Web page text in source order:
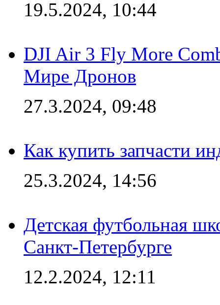
19.5.2024, 10:44
DJI Air 3 Fly More
Мире Дронов
27.3.2024, 09:48
Как купить запчасти
25.3.2024, 14:56
Детская футбольная
Санкт-Петербурге
12.2.2024, 12:11